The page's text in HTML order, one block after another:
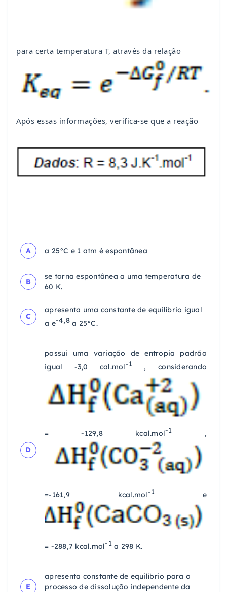
para certa temperatura T, através da relação
Após essas informações, verifica-se que a reação
A a 25°C e 1 atm é espontânea
B
se torna espontânea a uma temperatura de
60 K.
C
apresenta uma constante de equilíbrio igual
a e-4,8a 25°C.
D
possui uma variação de entropia padrão
igual -3,0 cal.mol-1 , considerando
= -129,8 kcal.mol-1 ,
=-161,9 kcal.mol-1 e
= -288,7 kcal.mol-1a 298 K.
E
apresenta constante de equilíbrio para o
processo de dissolução independente da